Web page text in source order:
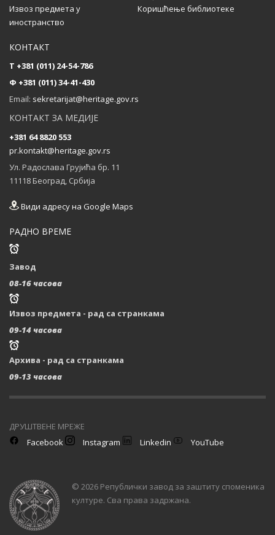
Извоз предмета у
иностранство
Коришћење библиотеке
КОНТАКТ
T +381 (011) 24-54-786
Ф +381 (011) 34-41-430
Email: sekretarijat@heritage.gov.rs
КОНТАКТ ЗА МЕДИЈЕ
+381 64 8820 553
pr.kontakt@heritage.gov.rs
Ул. Радослава Грујића бр. 11
11118 Београд, Србија
Види адресу на Google Maps
РАДНО ВРЕМЕ
Завод
08-16 часова
Извоз предмета - рад са странкама
09-14 часова
Архива - рад са странкама
09-13 часова
ДРУШТВЕНЕ МРЕЖЕ
Facebook
Instagram Linkedin YouTube
© 2026 Републички завод за заштиту споменика
културе. Сва права задржана.